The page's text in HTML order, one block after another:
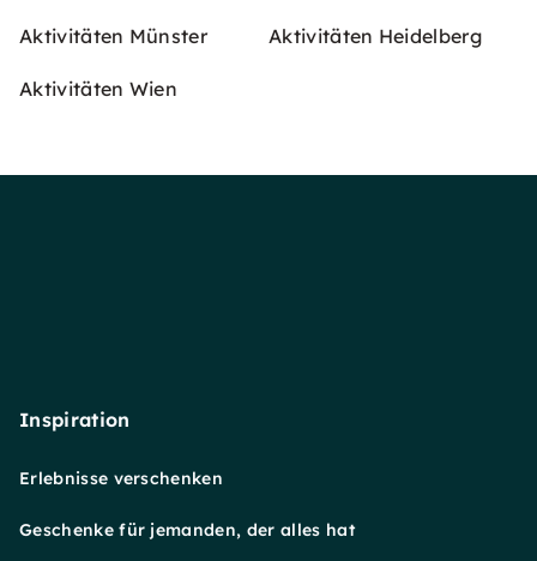
Aktivitäten Münster Aktivitäten Heidelberg
Aktivitäten Wien
Inspiration
Erlebnisse verschenken
Geschenke für jemanden, der alles hat